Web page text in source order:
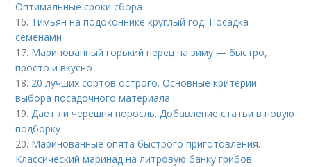
Оптимальные сроки сбора
16. Тимьян на подоконнике круглый год. Посадка
семенами
17. Маринованный горький перец на зиму — быстро,
просто и вкусно
18. 20 лучших сортов острого. Основные критерии
выбора посадочного материала
19.Дает ли черешня поросль. Добавление статьи в новую
подборку
20. Маринованные опята быстрого приготовления.
Классический маринад на литровую банку грибов